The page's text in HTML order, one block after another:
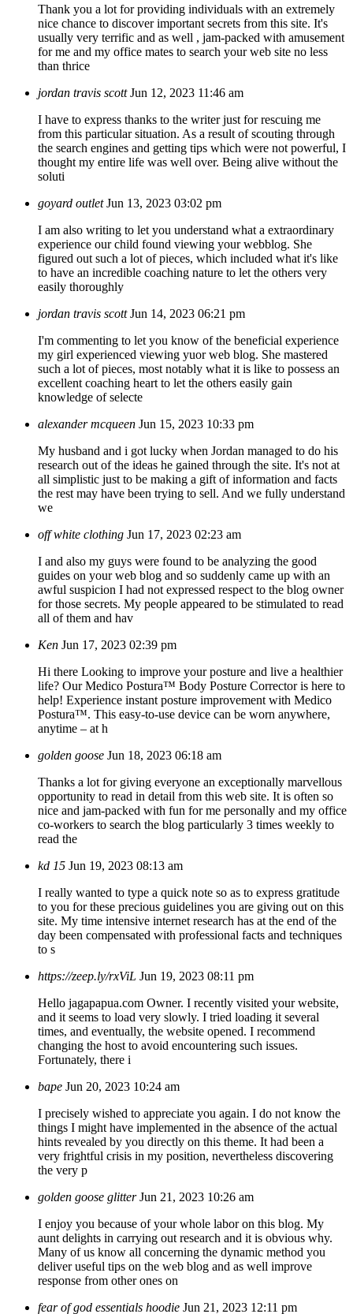
Thank you a lot for providing individuals with an extremely
nice chance to discover important secrets from this site. It's
usually very terrific and as well , jam-packed with amusement
for me and my office mates to search your web site no less
than thrice
jordan travis scott Jun 12, 2023 11:46 am
I have to express thanks to the writer just for rescuing me
from this particular situation. As a result of scouting through
the search engines and getting tips which were not powerful, I
thought my entire life was well over. Being alive without the
soluti
goyard outlet Jun 13, 2023 03:02 pm
I am also writing to let you understand what a extraordinary
experience our child found viewing your webblog. She
figured out such a lot of pieces, which included what it's like
to have an incredible coaching nature to let the others very
easily thoroughly
jordan travis scott Jun 14, 2023 06:21 pm
I'm commenting to let you know of the beneficial experience
my girl experienced viewing yuor web blog. She mastered
such a lot of pieces, most notably what it is like to possess an
excellent coaching heart to let the others easily gain
knowledge of selecte
alexander mcqueen Jun 15, 2023 10:33 pm
My husband and i got lucky when Jordan managed to do his
research out of the ideas he gained through the site. It's not at
all simplistic just to be making a gift of information and facts
the rest may have been trying to sell. And we fully understand
we
off white clothing Jun 17, 2023 02:23 am
I and also my guys were found to be analyzing the good
guides on your web blog and so suddenly came up with an
awful suspicion I had not expressed respect to the blog owner
for those secrets. My people appeared to be stimulated to read
all of them and hav
Ken Jun 17, 2023 02:39 pm
Hi there Looking to improve your posture and live a healthier
life? Our Medico Postura™ Body Posture Corrector is here to
help! Experience instant posture improvement with Medico
Postura™. This easy-to-use device can be worn anywhere,
anytime – at h
golden goose Jun 18, 2023 06:18 am
Thanks a lot for giving everyone an exceptionally marvellous
opportunity to read in detail from this web site. It is often so
nice and jam-packed with fun for me personally and my office
co-workers to search the blog particularly 3 times weekly to
read the
kd 15 Jun 19, 2023 08:13 am
I really wanted to type a quick note so as to express gratitude
to you for these precious guidelines you are giving out on this
site. My time intensive internet research has at the end of the
day been compensated with professional facts and techniques
to s
https://zeep.ly/rxViL Jun 19, 2023 08:11 pm
Hello jagapapua.com Owner. I recently visited your website,
and it seems to load very slowly. I tried loading it several
times, and eventually, the website opened. I recommend
changing the host to avoid encountering such issues.
Fortunately, there i
bape Jun 20, 2023 10:24 am
I precisely wished to appreciate you again. I do not know the
things I might have implemented in the absence of the actual
hints revealed by you directly on this theme. It had been a
very frightful crisis in my position, nevertheless discovering
the very p
golden goose glitter Jun 21, 2023 10:26 am
I enjoy you because of your whole labor on this blog. My
aunt delights in carrying out research and it is obvious why.
Many of us know all concerning the dynamic method you
deliver useful tips on the web blog and as well improve
response from other ones on
fear of god essentials hoodie Jun 21, 2023 12:11 pm